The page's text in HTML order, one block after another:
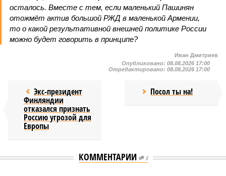
осталось. Вместе с тем, если маленький Пашинян
отожмёт актив большой РЖД в маленькой Армении,
то о какой результативной внешней политике России
можно будет говорить в принципе?
Иван Дмитриев
Опубликовано: 08.08.2026 17:00
Отредактировано: 08.08.2026 17:00
Экс-президент
Финляндии
отказался признать
Россию угрозой для
Европы
Посол ты на!
КОММЕНТАРИИ 0